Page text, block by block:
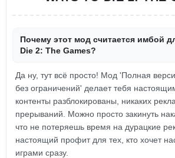
Почему этот мод считается имбой
Die 2: The Games?
Да ну, тут всё просто! Мод 'Полная
без ограничений' делает тебя
контенты разблокированы, никаких
прерываний. Можно просто закинуть
что не потеряешь время на дурацкие
настоящий профит для тех, кто хочет
играми сразу.